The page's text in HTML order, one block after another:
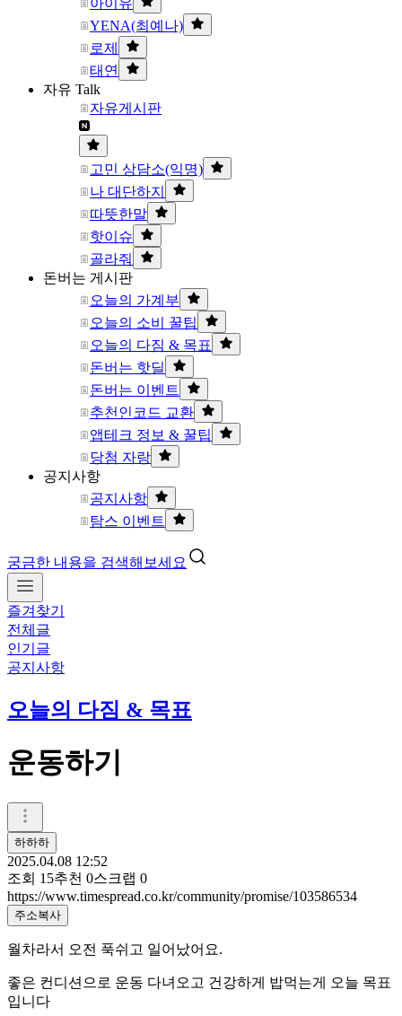
아이유
YENA(최예나)
로제
태연
자유 Talk
자유게시판
고민 상담소(익명)
나 대단하지
따뜻한말
핫이슈
골라줘
돈버는 게시판
오늘의 가계부
오늘의 소비 꿀팁
오늘의 다짐 & 목표
돈버는 핫딜
돈버는 이벤트
추천인코드 교환
앱테크 정보 & 꿀팁
당첨 자랑
공지사항
공지사항
탐스 이벤트
궁금한 내용을 검색해보세요
즐겨찾기
전체글
인기글
공지사항
오늘의 다짐 & 목표
운동하기
하하하
2025.04.08 12:52
조회 15추천 0스크랩 0
https://www.timespread.co.kr/community/promise/103586534
주소복사
월차라서 오전 푹쉬고 일어났어요.
좋은 컨디션으로 운동 다녀오고 건강하게 밥먹는게 오늘 목표
입니다